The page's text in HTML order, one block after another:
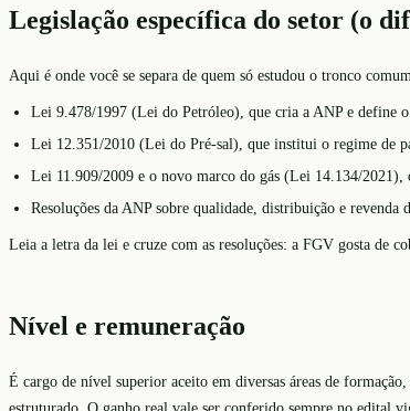
Legislação específica do setor (o
Aqui é onde você se separa de quem só estudou o tronco
Lei 9.478/1997 (Lei do Petróleo), que cria a ANP e define o
Lei 12.351/2010 (Lei do Pré-sal), que institui o regime de
Lei 11.909/2009 e o novo marco do gás (Lei 14.134/2021),
Resoluções da ANP sobre qualidade, distribuição e revenda
Leia a letra da lei e cruze com as resoluções: a FGV gosta de
Nível e remuneração
É cargo de nível superior aceito em diversas áreas de